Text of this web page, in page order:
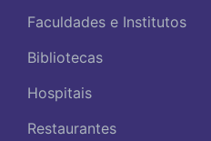
Faculdades e Institutos
Bibliotecas
Hospitais
Restaurantes